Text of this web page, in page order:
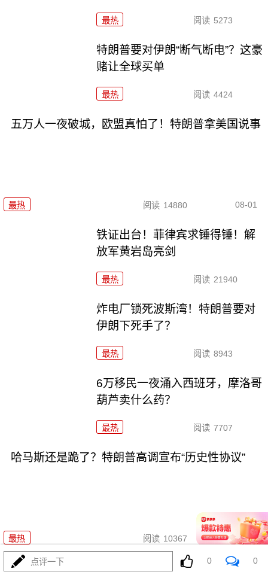
最热 阅读 5273
特朗普要对伊朗“断气断电”？这豪
赌让全球买单
最热 阅读 4424
五万人一夜破城，欧盟真怕了！特朗普拿美国说事
最热 阅读 14880 08-01
铁证出台！菲律宾求锤得锤！解
放军黄岩岛亮剑
最热 阅读 21940
炸电厂锁死波斯湾！特朗普要对
伊朗下死手了？
最热 阅读 8943
6万移民一夜涌入西班牙，摩洛哥
葫芦卖什么药？
最热 阅读 7707
哈马斯还是跪了？特朗普高调宣布“历史性协议”
最热 阅读 10367 08-01
菲律宾五天三闹，美航母压阵，
点评一下 0 0